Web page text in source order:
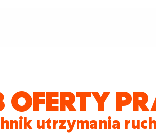
OFERTY
utrzymania